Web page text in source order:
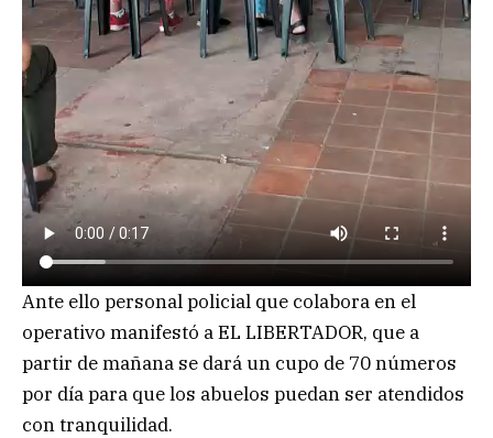
Ante ello personal policial que colabora en el
operativo manifestó a EL LIBERTADOR, que a
partir de mañana se dará un cupo de 70 números
por día para que los abuelos puedan ser atendidos
con tranquilidad.